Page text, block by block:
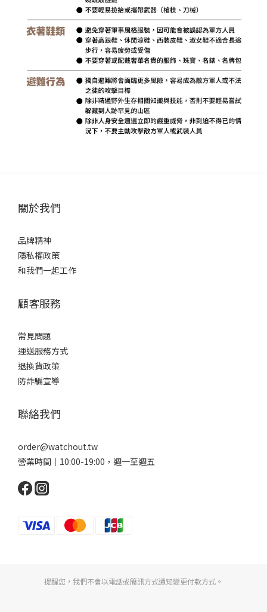
關於我們
品牌精神
隱私權政策
和我們一起工作
顧客服務
常見問題
運送服務方式
退換貨政策
防詐騙宣導
聯絡我們
order@watchout.tw
營業時間｜10:00-19:00，週一至週五
提醒您，我們不會以電話或簡訊方式通知變更付款方式。